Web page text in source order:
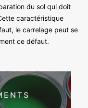
du sol qui doit
caractéristique
le carrelage peut se
ce défaut.